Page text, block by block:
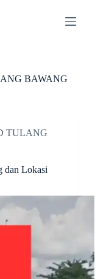
BAWANG
TULANG
dan Lokasi